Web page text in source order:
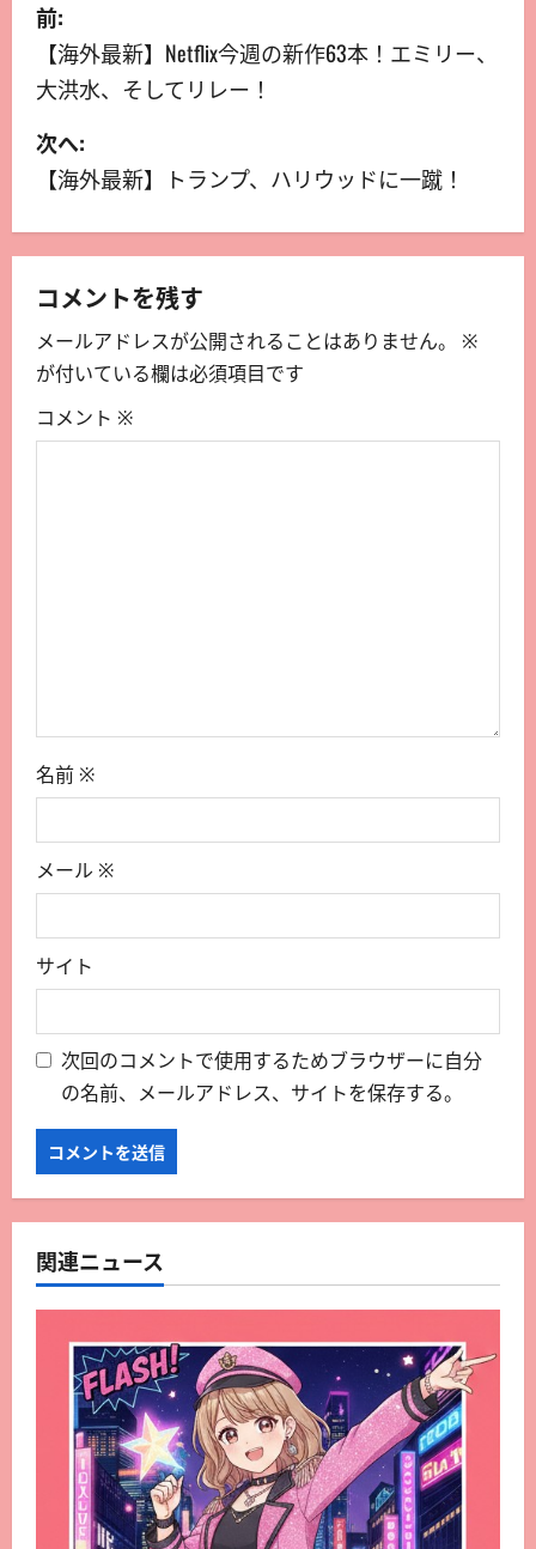
前:
【海外最新】Netflix今週の新作63本！エミリー、
大洪水、そしてリレー！
次へ:
【海外最新】トランプ、ハリウッドに一蹴！
コメントを残す
メールアドレスが公開されることはありません。
※
が付いている欄は必須項目です
コメント ※
名前 ※
メール ※
サイト
次回のコメントで使用するためブラウザーに自分
の名前、メールアドレス、サイトを保存する。
関連ニュース